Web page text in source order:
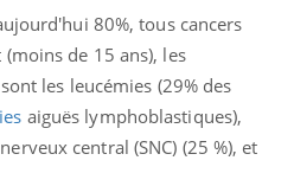
80%, tous cancers
(moins de 15 ans), les
les leucémies (29% des
aiguës lymphoblastiques),
central (SNC) (25 %), et